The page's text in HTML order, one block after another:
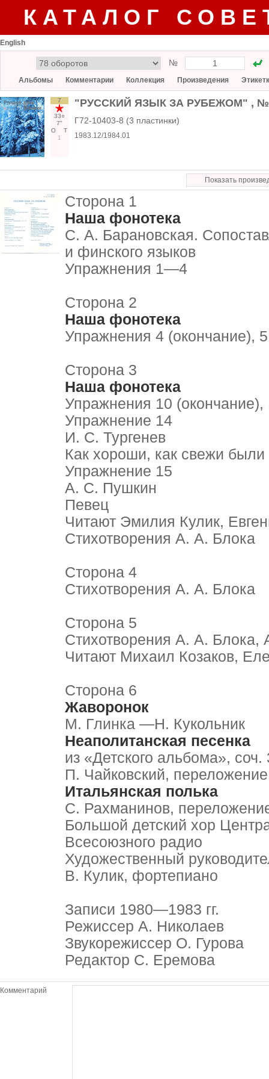
КАТАЛОГ
English
№
Альбомы Комментарии Коллекция Произведения
7
33○
7"
О
Т
1
"РУССКИЙ ЯЗЫК ЗА РУБЕЖОМ" , №
Г72-10403-8 (3 пластинки)
1983.12/1984.01
Показать
Сторона 1
Наша фонотека
С. А. Барановская.
и финского языков
Упражнения 1—4
Сторона 2
Наша фонотека
Упражнения 4 (окончание),
Сторона 3
Наша фонотека
Упражнения 10 (окончание),
Упражнение 14
И. С. Тургенев
Как хороши, как свежи были
Упражнение 15
А. С. Пушкин
Певец
Читают Эмилия Кулик,
Стихотворения А. А. Блока
Сторона 4
Стихотворения А. А. Блока
Сторона 5
Стихотворения A. А. Блока,
Читают Михаил Козаков,
Сторона 6
Жаворонок
М. Глинка —Н. Кукольник
Неаполитанская песенка
из «Детского альбома», соч.
П. Чайковский,
Итальянская полька
С. Рахманинов,
Большой детский хор
Всесоюзного радио
Художественный
B. Кулик, фортепиано
Записи 1980—1983 гг.
Режиссер А. Николаев
Звукорежиссер О. Гурова
Редактор С. Еремова
Комментарий